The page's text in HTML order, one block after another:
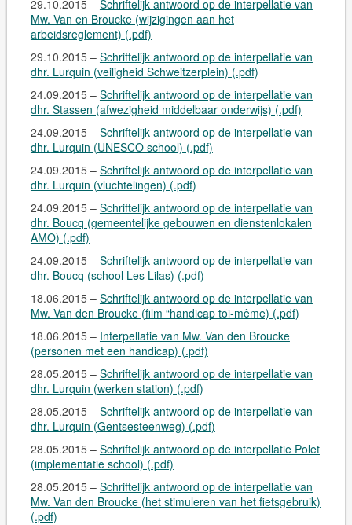
29.10.2015 – Schriftelijk antwoord op de interpellatie van
Mw. Van en Broucke (wijzigingen aan het
arbeidsreglement) (.pdf)
29.10.2015 – Schriftelijk antwoord op de interpellatie van
dhr. Lurquin (veiligheid Schweitzerplein) (.pdf)
24.09.2015 – Schriftelijk antwoord op de interpellatie van
dhr. Stassen (afwezigheid middelbaar onderwijs) (.pdf)
24.09.2015 – Schriftelijk antwoord op de interpellatie van
dhr. Lurquin (UNESCO school) (.pdf)
24.09.2015 – Schriftelijk antwoord op de interpellatie van
dhr. Lurquin (vluchtelingen) (.pdf)
24.09.2015 – Schriftelijk antwoord op de interpellatie van
dhr. Boucq (gemeentelijke gebouwen en dienstenlokalen
AMO) (.pdf)
24.09.2015 – Schriftelijk antwoord op de interpellatie van
dhr. Boucq (school Les Lilas) (.pdf)
18.06.2015 – Schriftelijk antwoord op de interpellatie van
Mw. Van den Broucke (film “handicap toi-même) (.pdf)
18.06.2015 – Interpellatie van Mw. Van den Broucke
(personen met een handicap) (.pdf)
28.05.2015 – Schriftelijk antwoord op de interpellatie van
dhr. Lurquin (werken station) (.pdf)
28.05.2015 – Schriftelijk antwoord op de interpellatie van
dhr. Lurquin (Gentsesteenweg) (.pdf)
28.05.2015 – Schriftelijk antwoord op de interpellatie Polet
(implementatie school) (.pdf)
28.05.2015 – Schriftelijk antwoord op de interpellatie van
Mw. Van den Broucke (het stimuleren van het fietsgebruik)
(.pdf)